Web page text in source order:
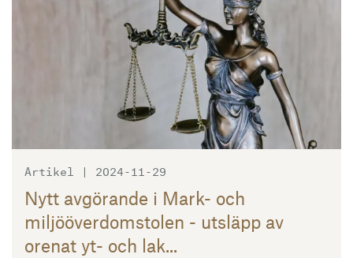
Artikel | 2024-11-29
Nytt avgörande i Mark- och
miljööverdomstolen - utsläpp av
orenat yt- och lak...